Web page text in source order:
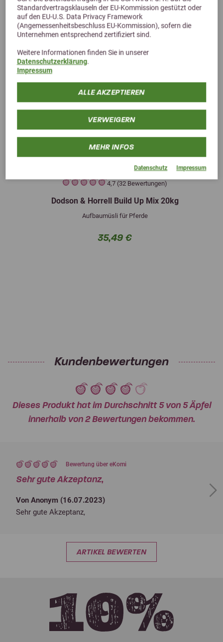
Standardvertragsklauseln der EU-Kommission gestützt oder
auf den EU-U.S. Data Privacy Framework
(Angemessenheitsbeschluss EU-Kommission), sofern die
Unternehmen entsprechend zertifiziert sind.
Weitere Informationen finden Sie in unserer
Datenschutzerklärung.
Impressum
ALLE AKZEPTIEREN
VERWEIGERN
MEHR INFOS
Datenschutz Impressum
4,7 (32 Bewertungen)
Dodson & Horrell Build Up Mix 20kg
Aufbaumüsli für Pferde
35,49 €
Next
Kundenbewertungen
Dieses Produkt hat im Durchschnitt 5 von 5 Äpfel
innerhalb von 2 Bewertungen bekommen.
Bewertung über eKomi
Sehr gute Akzeptanz,
Von Anonym (16.07.2023)
Sehr gute Akzeptanz,
Next
ARTIKEL BEWERTEN